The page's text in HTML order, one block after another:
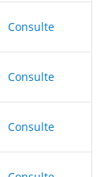
Consulte
Consulte
Consulte